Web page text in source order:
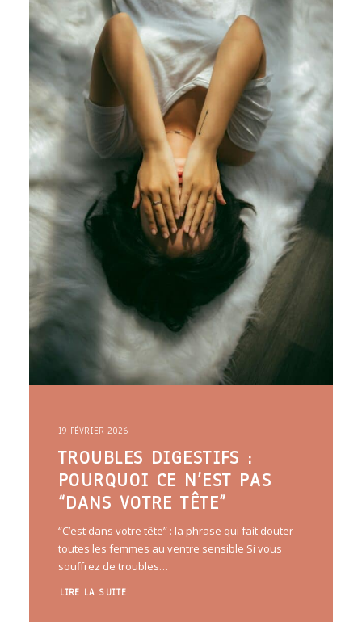
19 FÉVRIER 2026
TROUBLES DIGESTIFS :
POURQUOI CE N’EST PAS
“DANS VOTRE TÊTE”
“C’est dans votre tête” : la phrase qui fait douter
toutes les femmes au ventre sensible Si vous
souffrez de troubles…
LIRE LA SUITE